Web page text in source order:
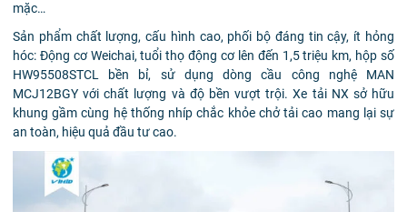
mặc…
Sản phẩm chất lượng, cấu hình cao, phối bộ đáng tin cậy, ít hỏng
hóc: Động cơ Weichai, tuổi thọ động cơ lên đến 1,5 triệu km, hộp số
HW95508STCL bền bỉ, sử dụng dòng cầu công nghệ MAN
MCJ12BGY với chất lượng và độ bền vượt trội. Xe tải NX sở hữu
khung gầm cùng hệ thống nhíp chắc khỏe chở tải cao mang lại sự
an toàn, hiệu quả đầu tư cao.